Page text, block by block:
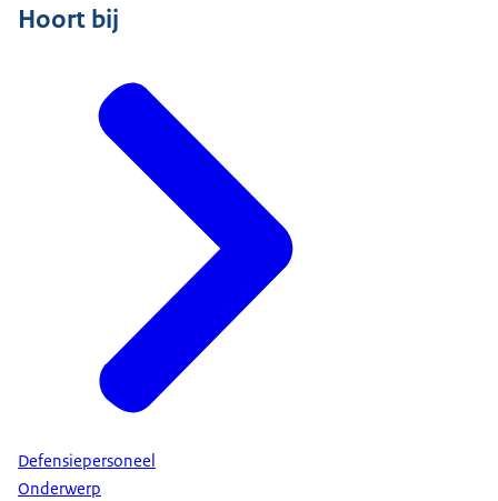
Hoort bij
Defensiepersoneel
Onderwerp